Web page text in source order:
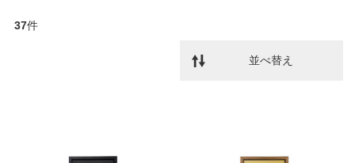
37件
並べ替え